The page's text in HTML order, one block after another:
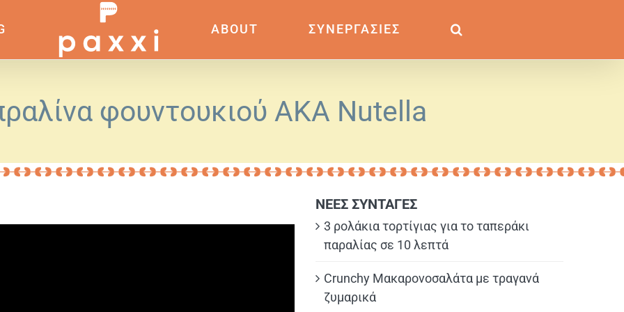
ABOUT ΣΥΝΕΡΓΑΣΙΕΣ
φουντουκιού ΑΚΑ Nutella
ΝΕΕΣ ΣΥΝΤΑΓΕΣ
3 ρολάκια τορτίγιας για το ταπεράκι
παραλίας σε 10 λεπτά
Crunchy Μακαρονοσαλάτα με τραγανά
ζυμαρικά